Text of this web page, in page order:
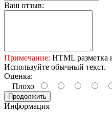
Ваш отзыв:
Примечание: HTML разметка
Используйте обычный текст.
Оценка:
Плохо
Продолжить
Информация